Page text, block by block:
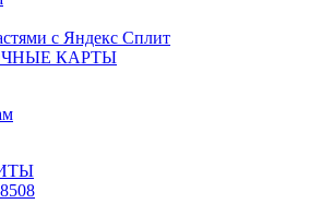
с Яндекс Сплит
КАРТЫ